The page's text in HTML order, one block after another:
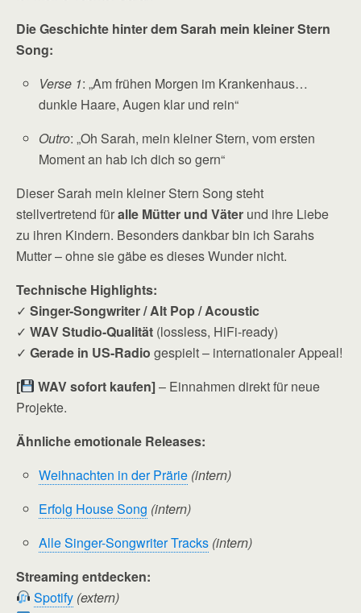
Die Geschichte hinter dem Sarah mein kleiner Stern
Song:
Verse 1: „Am frühen Morgen im Krankenhaus…
dunkle Haare, Augen klar und rein“
Outro: „Oh Sarah, mein kleiner Stern, vom ersten
Moment an hab ich dich so gern“
Dieser Sarah mein kleiner Stern Song steht
stellvertretend füralle Mütter und Väter und ihre Liebe
zu ihren Kindern. Besonders dankbar bin ich Sarahs
Mutter – ohne sie gäbe es dieses Wunder nicht.
Technische Highlights:
✓ Singer-Songwriter / Alt Pop / Acoustic
✓ WAV Studio-Qualität (lossless, HiFi-ready)
✓ Gerade in US-Radio gespielt – internationaler Appeal!
[
WAV sofort kaufen]– Einnahmen direkt für neue
Projekte.
Ähnliche emotionale Releases:
Weihnachten in der Prärie (intern)
Erfolg House Song (intern)
Alle Singer-Songwriter Tracks (intern)
Streaming entdecken:
Spotify (extern)